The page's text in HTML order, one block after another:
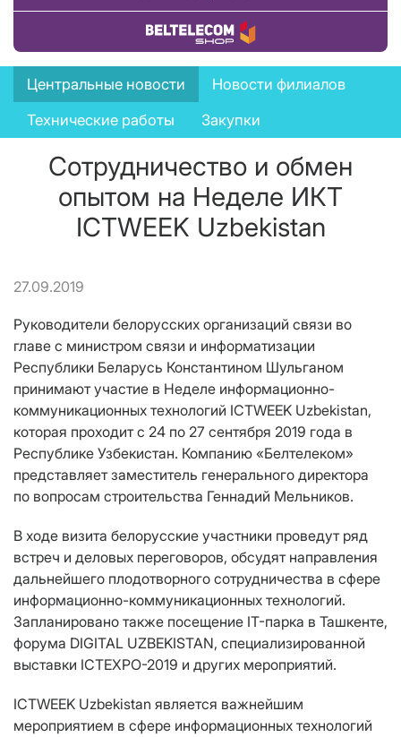
Купить товар
News
menu
Центральные новости
Новости филиалов
Технические работы
Закупки
Сотрудничество и обмен
опытом на Неделе ИКТ
ICTWEEK Uzbekistan
27.09.2019
Руководители белорусских организаций связи во
главе с министром связи и информатизации
Республики Беларусь Константином Шульганом
принимают участие в Неделе информационно-
коммуникационных технологий ICTWEEK Uzbekistan,
которая проходит с 24 по 27 сентября 2019 года в
Республике Узбекистан. Компанию «Белтелеком»
представляет заместитель генерального директора
по вопросам строительства Геннадий Мельников.
В ходе визита белорусские участники проведут ряд
встреч и деловых переговоров, обсудят направления
дальнейшего плодотворного сотрудничества в сфере
информационно-коммуникационных технологий.
Запланировано также посещение IT-парка в Ташкенте,
форума DIGITAL UZBEKISTAN, специализированной
выставки ICTEXPO-2019 и других мероприятий.
ICTWEEK Uzbekistan является важнейшим
мероприятием в сфере информационных технологий